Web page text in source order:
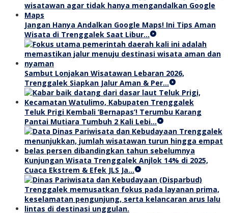
Jangan Hanya Andalkan Google Maps! Ini Tips Aman
Wisata di Trenggalek Saat Libur…
Sambut Lonjakan Wisatawan Lebaran 2026,
Trenggalek Siapkan Jalur Aman & Per…
Teluk Prigi Kembali ‘Bernapas’! Terumbu Karang
Pantai Mutiara Tumbuh 2 Kali Lebi…
Kunjungan Wisata Trenggalek Anjlok 14% di 2025,
Cuaca Ekstrem & Efek JLS Ja…